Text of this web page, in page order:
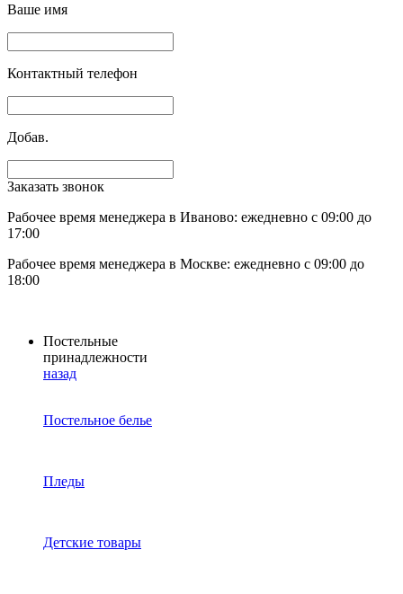
Ваше имя
Контактный телефон
Добав.
Заказать звонок
Рабочее время менеджера в Иваново: ежедневно с 09:00 до
17:00
Рабочее время менеджера в Москве: ежедневно с 09:00 до
18:00
Постельные
принадлежности
назад
Постельное белье
Пледы
Детские товары